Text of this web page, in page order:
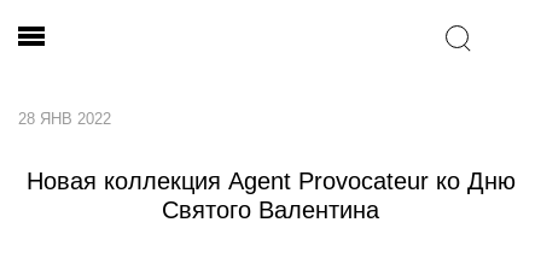
28 ЯНВ 2022
Новая коллекция Agent Provocateur ко Дню
Святого Валентина